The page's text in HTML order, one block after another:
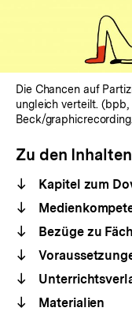
Die Chancen auf
ungleich verteilt. (bpb,
Beck/
Zu den
Kapitel zum
Bezüge zu
Materialien